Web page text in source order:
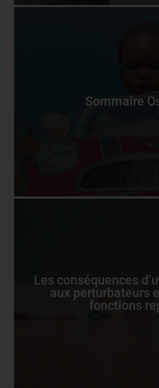
Sommaire
Les conséquences
aux perturbateurs
fonctions